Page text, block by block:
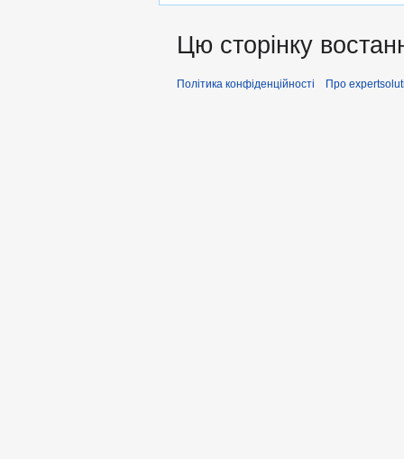
Цю сторінку
Політика конфіденційності Про